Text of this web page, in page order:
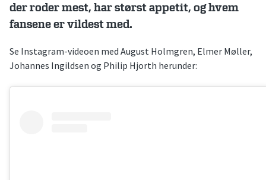
der roder mest, har størst appetit, og hvem
fansene er vildest med.
Se Instagram-videoen med August Holmgren, Elmer Møller,
Johannes Ingildsen og Philip Hjorth herunder: